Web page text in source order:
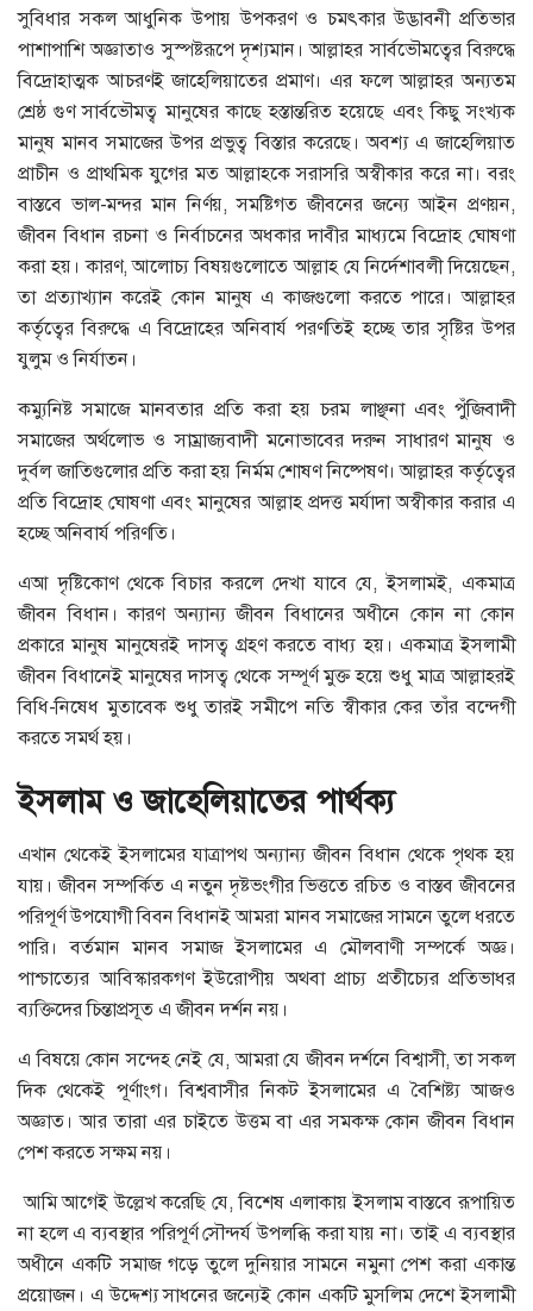
সুবিধার সকল আধুনিক উপায় উপকরণ ও চমৎকার উদ্ভাবনী প্রতিভার
পাশাপাশি অজ্ঞাতাও সুস্পষ্টরূপে দৃশ্যমান। আল্লাহর সার্বভৌমত্বের বিরুদ্ধে
বিদ্রোহাত্মক আচরণই জাহেলিয়াতের প্রমাণ। এর ফলে আল্লাহর অন্যতম
শ্রেষ্ঠ গুণ সার্বভৌমত্ব মানুষের কাছে হস্তান্তরিত হয়েছে এবং কিছু সংখ্যক
মানুষ মানব সমাজের উপর প্রভুত্ব বিস্তার করেছে। অবশ্য এ জাহেলিয়াত
প্রাচীন ও প্রাথমিক যুগের মত আল্লাহকে সরাসরি অস্বীকার করে না। বরং
বাস্তবে ভাল-মন্দর মান নির্ণয়, সমষ্টিগত জীবনের জন্যে আইন প্রণয়ন,
জীবন বিধান রচনা ও নির্বাচনের অধকার দাবীর মাধ্যমে বিদ্রোহ ঘোষণা
করা হয়। কারণ, আলোচ্য বিষয়গুলোতে আল্লাহ যে নির্দেশাবলী দিয়েছেন,
তা প্রত্যাখ্যান করেই কোন মানুষ এ কাজগুলো করতে পারে। আল্লাহর
কর্তৃত্বের বিরুদ্ধে এ বিদ্রোহের অনিবার্য পরণতিই হচ্ছে তার সৃষ্টির উপর
যুলুম ও নির্যাতন।
কম্যুনিষ্ট সমাজে মানবতার প্রতি করা হয় চরম লাঞ্ছনা এবং পুঁজিবাদী
সমাজের অর্থলোভ ও সাম্রাজ্যবাদী মনোভাবের দরুন সাধারণ মানুষ ও
দুর্বল জাতিগুলোর প্রতি করা হয় নির্মম শোষণ নিষ্পেষণ। আল্লাহর কর্তৃত্বের
প্রতি বিদ্রোহ ঘোষণা এবং মানুষের আল্লাহ প্রদত্ত মর্যাদা অস্বীকার করার এ
হচ্ছে অনিবার্য পরিণতি।
এআ দৃষ্টিকোণ থেকে বিচার করলে দেখা যাবে যে, ইসলামই, একমাত্র
জীবন বিধান। কারণ অন্যান্য জীবন বিধানের অধীনে কোন না কোন
প্রকারে মানুষ মানুষেরই দাসত্ব গ্রহণ করতে বাধ্য হয়। একমাত্র ইসলামী
জীবন বিধানেই মানুষের দাসত্ব থেকে সম্পূর্ণ মুক্ত হয়ে শুধু মাত্র আল্লাহরই
বিধি-নিষেধ মুতাবেক শুধু তারই সমীপে নতি স্বীকার কের তাঁর বন্দেগী
করতে সমর্থ হয়।
ইসলাম ও জাহেলিয়াতের পার্থক্য
এখান থেকেই ইসলামের যাত্রাপথ অন্যান্য জীবন বিধান থেকে পৃথক হয়
যায়। জীবন সম্পর্কিত এ নতুন দৃষ্টভংগীর ভিত্ততে রচিত ও বাস্তব জীবনের
পরিপূর্ণ উপযোগী বিবন বিধানই আমরা মানব সমাজের সামনে তুলে ধরতে
পারি। বর্তমান মানব সমাজ ইসলামের এ মৌলবাণী সম্পর্কে অজ্ঞ।
পাশ্চাত্যের আবিস্কারকগণ ইউরোপীয় অথবা প্রাচ্য প্রতীচ্যের প্রতিভাধর
ব্যক্তিদের চিন্তাপ্রসূত এ জীবন দর্শন নয়।
এ বিষয়ে কোন সন্দেহ নেই যে, আমরা যে জীবন দর্শনে বিশ্বাসী, তা সকল
দিক থেকেই পূর্ণাংগ। বিশ্ববাসীর নিকট ইসলামের এ বৈশিষ্ট্য আজও
অজ্ঞাত। আর তারা এর চাইতে উত্তম বা এর সমকক্ষ কোন জীবন বিধান
পেশ করতে সক্ষম নয়।
আমি আগেই উল্লেখ করেছি যে, বিশেষ এলাকায় ইসলাম বাস্তবে রূপায়িত
না হলে এ ব্যবস্থার পরিপূর্ণ সৌন্দর্য উপলব্ধি করা যায় না। তাই এ ব্যবস্থার
অধীনে একটি সমাজ গড়ে তুলে দুনিয়ার সামনে নমুনা পেশ করা একান্ত
প্রয়োজন। এ উদ্দেশ্য সাধনের জন্যেই কোন একটি মুসলিম দেশে ইসলামী